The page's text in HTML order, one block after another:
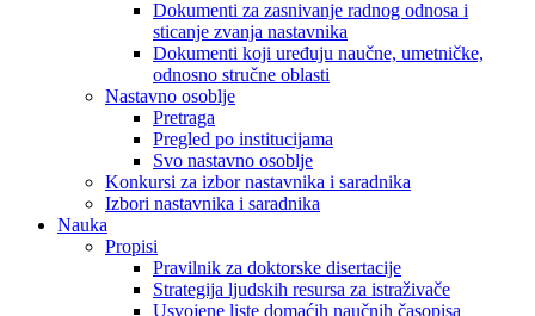
Dokumenti za zasnivanje radnog odnosa i
sticanje zvanja nastavnika
Dokumenti koji uređuju naučne, umetničke,
odnosno stručne oblasti
Nastavno osoblje
Pretraga
Pregled po institucijama
Svo nastavno osoblje
Konkursi za izbor nastavnika i saradnika
Izbori nastavnika i saradnika
Nauka
Propisi
Pravilnik za doktorske disertacije
Strategija ljudskih resursa za istraživače
Usvojene liste domaćih naučnih časopisa